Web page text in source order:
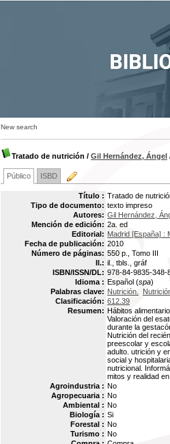
New search
Tratado de nutrición / Gil Hernández, Ángel
Público ISBD
Título : Tratado de
Tipo de documento: texto impreso
Autores: Gil Hernández,
Mención de edición: 2a. ed
Editorial: Madrid [España] :
Fecha de publicación: 2010
Número de páginas: 550 p., Tomo III
Il.: il., tbls., gráf
ISBN/ISSN/DL: 978-84-9835-348-
Idioma : Español (spa)
Palabras clave: Nutrición.
Clasificación: 612.39
Resumen: Hábitos
Valoración del
durante la
Nutrición del
preescolar y
adulto. utrición y
social y
nutricional.
mitos y realidad
Agroindustria : No
Agropecuaria : No
Ambiental : No
Biología : Si
Forestal : No
Turismo : No